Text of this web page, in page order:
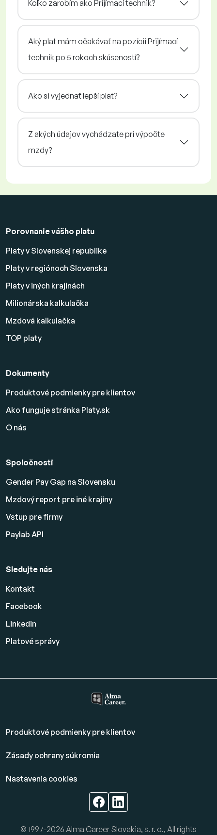
Koľko zarobím ako Prijímací technik?
Aký plat mám očakávať na pozícii Prijímací
technik po 5 rokoch skúseností?
Ako si vyjednať lepší plat?
Z akých údajov vychádzate pri výpočte
mzdy?
Porovnanie vášho platu
Platy v Slovenskej republike
Platy v regiónoch Slovenska
Platy v iných krajinách
Milionárska kalkulačka
Mzdová kalkulačka
TOP platy
Dokumenty
Produktové podmienky pre klientov
Ako funguje stránka Platy.sk
O nás
Spoločnosti
Gender Pay Gap na Slovensku
Mzdový report pre iné krajiny
Vstup pre firmy
Paylab API
Sledujte nás
Kontakt
Facebook
Linkedin
Platovésprávy
Produktové podmienky pre klientov
Zásady ochrany súkromia
Nastavenia cookies
© 1997-2026 Alma Career Slovakia, s. r. o., All rights